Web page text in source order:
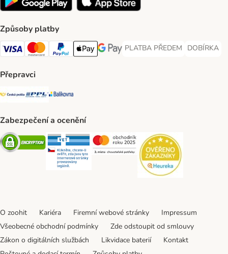
Způsoby platby
Visa Payment Method
Mastercard Payment Method
PayPal Payment Method
Apple pay Payment Method
GooglePay Payment Method
PLATBA PŘEDEM
PLATBA PŘEDEM Payment
DOBÍRKA
DOBÍRKA
Přepravci
Česká pošta Shipping Method
PPL Shipping Method
Balíkovna Shipping Method
Zabezpečení a ocenění
Security Security Security
O zoohit Kariéra Firemní webové stránky
Impressum
Všeobecné obchodní podmínky
Zde odstoupit od smlouvy
Zákon o digitálních službách
Likvidace baterií
Kontakt